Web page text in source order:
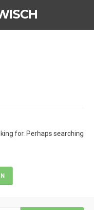
for. Perhaps searching